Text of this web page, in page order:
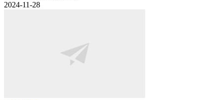
2024-11-28